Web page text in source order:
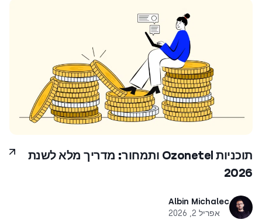
תוכניות Ozonetel ותמחור: מדריך מלא לשנת
2026
Albin Michalec
אפריל 2, 2026